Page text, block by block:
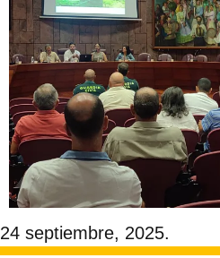
24 septiembre, 2025.